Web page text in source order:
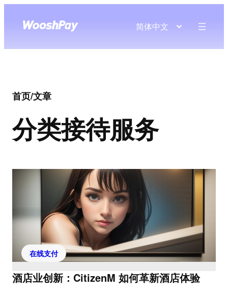
简体中文
首页/文章
分类接待服务
在线支付
酒店业创新：CitizenM 如何革新酒店体验